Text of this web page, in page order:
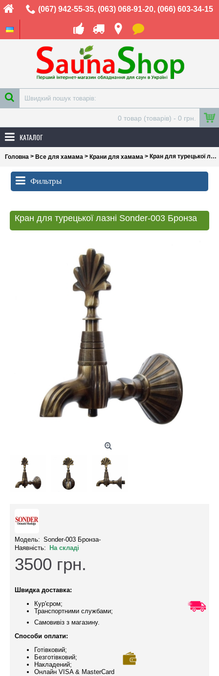
(067) 942-55-35, (063) 068-91-20, (066) 603-34-15
0 товар (товарів) - 0 грн.
КАТАЛОГ
Головна > Все для хамама > Крани для хамама > Кран для турецької лазні Sonder-003 Бронза
Фильтры
Кран для турецької лазні Sonder-003 Бронза
Модель: Sonder-003 Бронза-
Наявність:
На складі
3500 грн.
Швидка доставка:
Кур'єром;
Транспортними службами;
Самовивіз з магазину.
Способи оплати:
Готівковий;
Безготівковий;
Накладений;
Онлайн VISA & MasterCard